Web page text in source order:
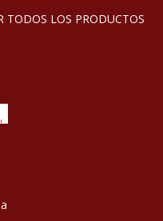
TODOS LOS PRODUCTOS